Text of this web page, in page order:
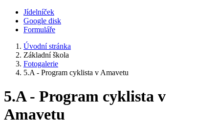
Jídelníček
Google disk
Formuláře
Úvodní stránka
Základní škola
Fotogalerie
5.A - Program cyklista v Amavetu
5.A - Program cyklista v
Amavetu